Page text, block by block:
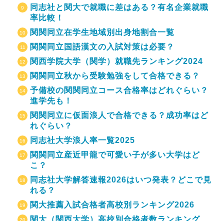
同志社と関大で就職に差はある？有名企業就職
率比較！
関関同立在学生地域別出身地割合一覧
関関同立国語漢文の入試対策は必要？
関西学院大学（関学）就職先ランキング2024
関関同立秋から受験勉強をして合格できる？
予備校の関関同立コース合格率はどれぐらい？
進学先も！
関関同立に仮面浪人で合格できる？成功率はど
れぐらい？
同志社大学浪人率一覧2025
関関同立産近甲龍で可愛い子が多い大学はど
こ？
同志社大学解答速報2026はいつ発表？どこで見
れる？
関大推薦入試合格者高校別ランキング2026